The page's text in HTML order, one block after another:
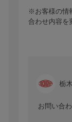
※お客様の情
合わせ内容を
栃
お問い合